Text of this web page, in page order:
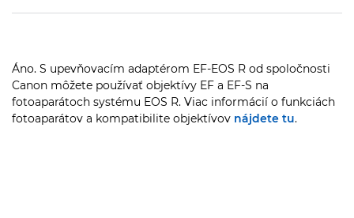
Áno. S upevňovacím adaptérom EF-EOS R od spoločnosti
Canon môžete používať objektívy EF a EF-S na
fotoaparátoch systému EOS R. Viac informácií o funkciách
fotoaparátov a kompatibilite objektívov nájdete tu.